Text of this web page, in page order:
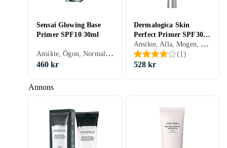
Annons
Sensai Glowing Base
Primer SPF10 30ml
Ansikte, Ögon, Normal, Torr, Alla, Mogen, Mjukgörande, Återfuktande, Lyster, Solskydd, Kräm
460 kr
Dermalogica Skin
Perfect Primer SPF30
22ml
Ansikte, Alla, Mogen, Återfuktande, Motverkar åldrande, Solskydd, Porminimering, Kräm
(1)
528 kr